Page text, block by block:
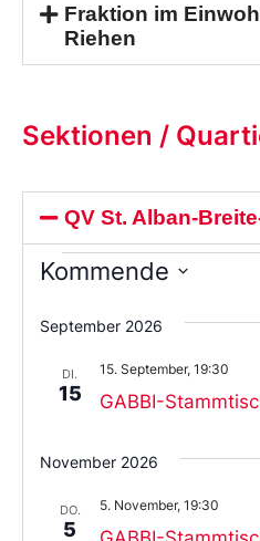
Fraktion im
Riehen
Sektionen /
QV St. Alban-
Kommende
Sie
das
aus.
September 2026
DI.
15 GABBI-
15. September, 19:30
November 2026
DO.
5
5. November, 19:30